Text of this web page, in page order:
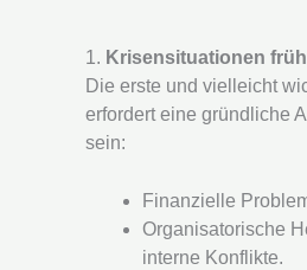
1. Krisensituationen
Die erste und vielleicht
erfordert eine gründliche
sein:
Finanzielle
Organisatorische
interne Konflikte.